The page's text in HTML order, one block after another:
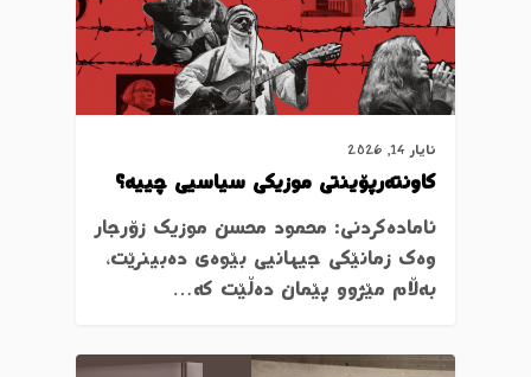
ئایار 14, 2026
کاونتەرپۆینتی موزیکی سیاسیی چییە؟
ئامادەکردنی: محمود محسن موزیک زۆرجار
وەک زمانێکی جیهانیی بێوەی دەبینرێت،
بەڵام مێژوو پێمان دەڵێت کە…